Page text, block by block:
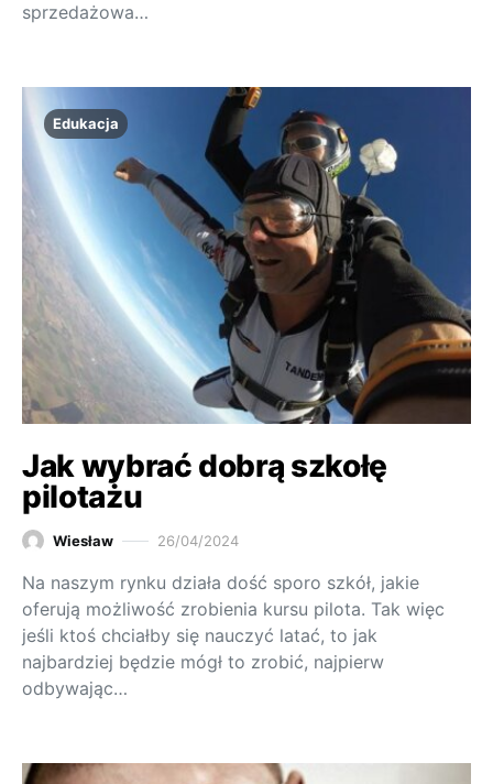
sprzedażowa…
Edukacja
Jak wybrać dobrą szkołę
pilotażu
Wiesław 26/04/2024
Na naszym rynku działa dość sporo szkół, jakie
oferują możliwość zrobienia kursu pilota. Tak więc
jeśli ktoś chciałby się nauczyć latać, to jak
najbardziej będzie mógł to zrobić, najpierw
odbywając…